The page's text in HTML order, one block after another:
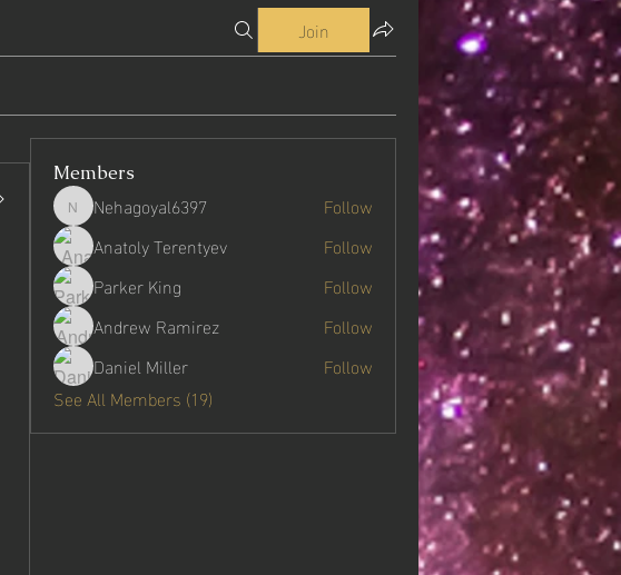
Join
Members
Nehagoyal6397
Nehagoyal6397
Follow
Anatoly Terentyev
Follow
Parker King
Follow
Andrew Ramirez
Follow
Daniel Miller
Follow
See All Members (19)